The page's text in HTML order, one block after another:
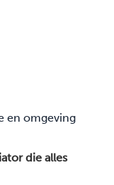
en omgeving
die alles